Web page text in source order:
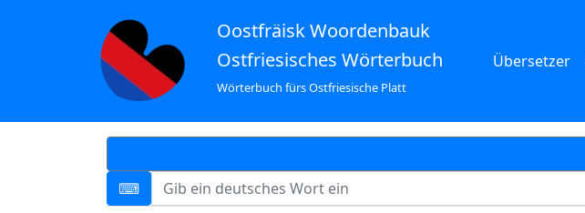
Oostfräisk Woordenbauk
Ostfriesisches Wörterbuch
Wörterbuch fürs Ostfriesische Platt
Übersetzer